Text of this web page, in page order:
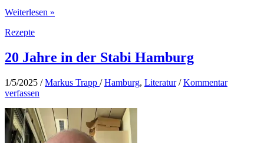
Baskischer
Weiterlesen »
Rezepte
20 Jahre in der Stabi Hamburg
1/5/2025 /Markus Trapp /Hamburg, Literatur/Kommentar
verfassen